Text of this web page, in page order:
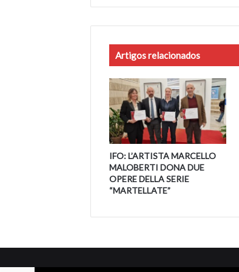
Artigos relacionados
IFO: L’ARTISTA MARCELLO
MALOBERTI DONA DUE
OPERE DELLA SERIE
“MARTELLATE”